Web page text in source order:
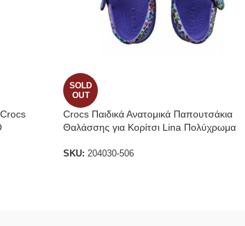
SOLD
OUT
Crocs Παιδικά Ανατομικά Παπουτσάκια
Θαλάσσης για Κορίτσι Lina Πολύχρωμα
SKU: 204030-506